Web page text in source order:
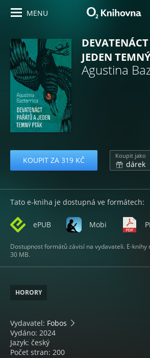
MENU
JEDEN
Agustina
KOUPIT ZA 319 KČ Koupit jako
dárek
Tato e-kniha je dostupná ve formátech:
ePUB Mobi
Dostupnost formátů závisí na vydavateli. E-knihy
30 MB.
HORORY
Vydavatel: Fobos
Vydáno: 2024
Jazyk: český
Počet stran: 200